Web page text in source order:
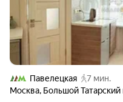
Павелецкая
7 мин.
Москва, Большой Татарский